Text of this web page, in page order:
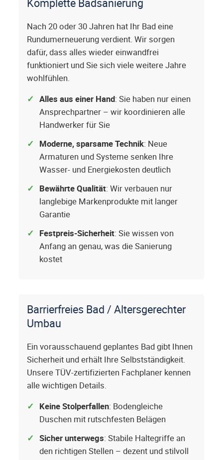
Nach 20 oder 30 Jahren hat Ihr Bad eine
Rundumerneuerung verdient. Wir sorgen
dafür, dass alles wieder einwandfrei
funktioniert und Sie sich viele weitere Jahre
wohlfühlen.
Alles aus einer Hand: Sie haben nur einen
Ansprechpartner – wir koordinieren alle
Handwerker für Sie
Moderne, sparsame Technik: Neue
Armaturen und Systeme senken Ihre
Wasser- und Energiekosten deutlich
Bewährte Qualität: Wir verbauen nur
langlebige Markenprodukte mit langer
Garantie
Festpreis-Sicherheit: Sie wissen von
Anfang an genau, was die Sanierung
kostet
Barrierfreies Bad / Altersgerechter
Umbau
Ein vorausschauend geplantes Bad gibt Ihnen
Sicherheit und erhält Ihre Selbstständigkeit.
Unsere TÜV-zertifizierten Fachplaner kennen
alle wichtigen Details.
Keine Stolperfallen: Bodengleiche
Duschen mit rutschfesten Belägen
Sicher unterwegs: Stabile Haltegriffe an
den richtigen Stellen – dezent und stilvoll